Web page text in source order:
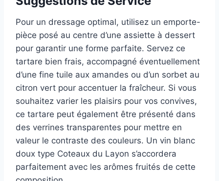
Pour un dressage optimal, utilisez un emporte-
pièce posé au centre d’une assiette à dessert
pour garantir une forme parfaite. Servez ce
tartare bien frais, accompagné éventuellement
d’une fine tuile aux amandes ou d’un sorbet au
citron vert pour accentuer la fraîcheur. Si vous
souhaitez varier les plaisirs pour vos convives,
ce tartare peut également être présenté dans
des verrines transparentes pour mettre en
valeur le contraste des couleurs. Un vin blanc
doux type Coteaux du Layon s’accordera
parfaitement avec les arômes fruités de cette